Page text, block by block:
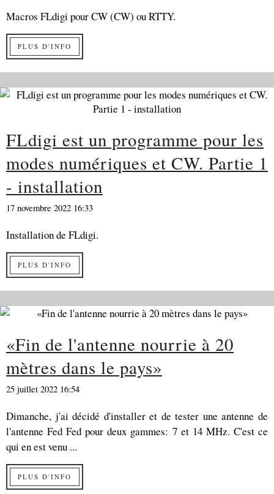
Macros FLdigi pour CW (CW) ou RTTY.
PLUS D'INFO
FLdigi est un programme pour les
modes numériques et CW. Partie 1
- installation
17 novembre 2022 16:33
Installation de FLdigi.
PLUS D'INFO
«Fin de l'antenne nourrie à 20
mètres dans le pays»
25 juillet 2022 16:54
Dimanche, j'ai décidé d'installer et de tester une antenne de
l'antenne Fed Fed pour deux gammes: 7 et 14 MHz. C'est ce
qui en est venu ...
PLUS D'INFO